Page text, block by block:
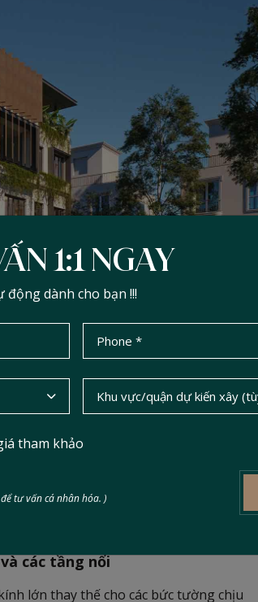
vừa đảm bảo mật độ cây xanh và sự
đã đề xuất quy hoạch Ken House với cấu
tích hợp các phòng kỹ thuật trung tâm
các hạng mục phụ trợ xuống lòng đất
vườn và bể bơi thư giãn.
các tầng nổi
lớn thay thế cho các bức tường chịu
1:1 NGAY
dành cho bạn !!!
tham khảo
tư vấn cá nhân hóa. )